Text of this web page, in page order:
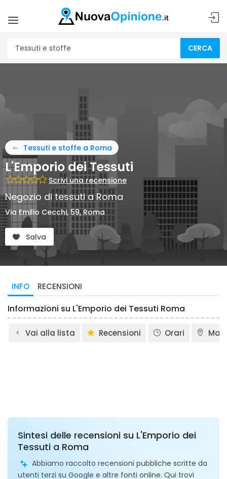
CERCA
Tessuti e stoffe a Roma
L'Emporio dei Tessuti
Scrivi una recensione
Negozio di tessuti a Roma
Via Emilio Cecchi, 59, Roma
Salva
INFO RECENSIONI
Informazioni su L'Emporio dei Tessuti Roma
Vai alla lista Recensioni Orari
Sintesi delle recensioni su L'Emporio dei
Tessuti a Roma
Abbiamo raccolto recensioni pubbliche scritte da
utenti terzi su Google e altre fonti online. Qui trovi